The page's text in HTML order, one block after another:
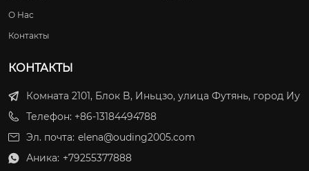
О Нас
Контакты
КОНТАКТЫ
Комната 2101, Блок B, Иньцзо, улица Футянь, город Иу
Телефон: +86-13184494788
Эл. почта: elena@ouding2005.com
 Аника: +79255377888